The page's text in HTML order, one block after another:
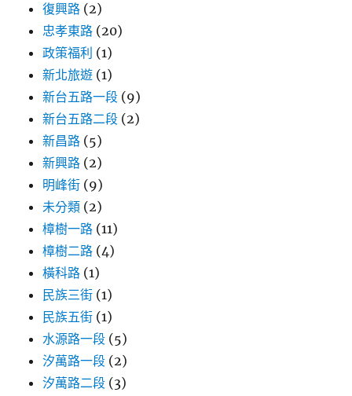
復興路 (2)
忠孝東路 (20)
政策福利 (1)
新北旅遊 (1)
新台五路一段 (9)
新台五路二段 (2)
新昌路 (5)
新興路 (2)
明峰街 (9)
未分類 (2)
樟樹一路 (11)
樟樹二路 (4)
橫科路 (1)
民族三街 (1)
民族五街 (1)
水源路一段 (5)
汐萬路一段 (2)
汐萬路二段 (3)